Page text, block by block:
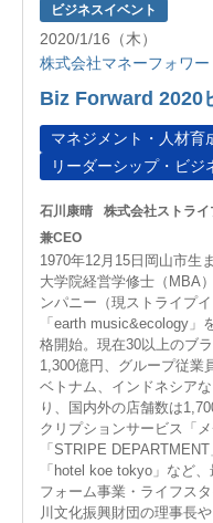
ビジネスイベント
2020/1/16（木）
株式会社マネーフォワー
Biz Forward 2020
マネジメント・人材育
リーダーシップ・ビジ
石川康晴
株式会社ストラ
兼CEO
1970年12月15日岡山市生
大学院経営学修士（MBA
ンパニー（現ストライプ
「earth music&ecology」
格開始。現在30以上のブ
1,300億円、グループ従業
ベトナム、インドネシア
り、国内外の店舗数は
クリプションサービス「
「STRIPE
「hotel koe tokyo」など
フォーム事業・ライフス
川文化振興財団の理事長